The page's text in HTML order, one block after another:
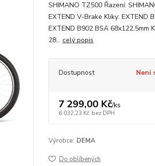
SHIMANO TZ500 Řazení:
EXTEND V-Brake Kliky: EXTEND
EXTEND B902 BSA 68x122,5mm
28... celý popis
Dostupnost Není
7 299,00 Kč/ks
6 032,23 Kč bez DPH
Výrobce: DEMA
Do oblíbených